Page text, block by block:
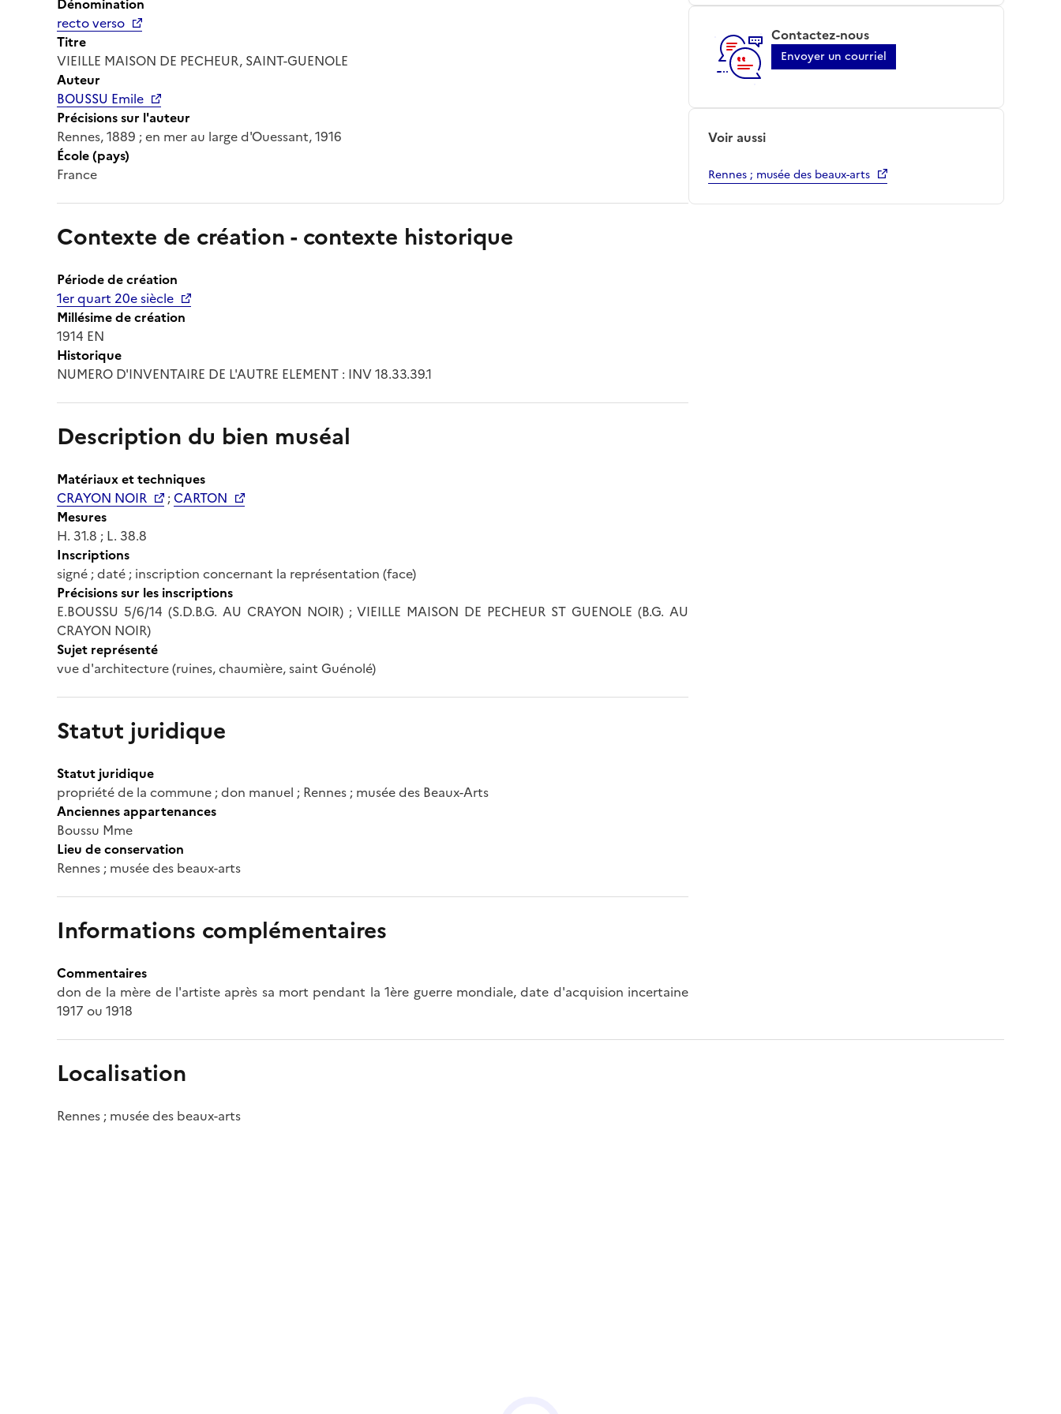
recto verso
Titre
VIEILLE MAISON DE PECHEUR, SAINT-GUENOLE
Auteur
BOUSSU Emile
Précisions sur l'auteur
Rennes, 1889 ; en mer au large d'Ouessant, 1916
École (pays)
France
Contexte de création - contexte historique
Période de création
1er quart 20e siècle
Millésime de création
1914 EN
Historique
NUMERO D'INVENTAIRE DE L'AUTRE ELEMENT : INV 18.33.39.1
Description du bien muséal
Matériaux et techniques
CRAYON NOIR
;CARTON
Mesures
H. 31.8 ; L. 38.8
Inscriptions
signé ; daté ; inscription concernant la représentation (face)
Précisions sur les inscriptions
E.BOUSSU 5/6/14 (S.D.B.G. AU CRAYON NOIR) ; VIEILLE MAISON DE PECHEUR ST GUENOLE (B.G. AU
CRAYON NOIR)
Sujet représenté
vue d'architecture (ruines, chaumière, saint Guénolé)
Statut juridique
Statut juridique
propriété de la commune ; don manuel ; Rennes ; musée des Beaux-Arts
Anciennes appartenances
Boussu Mme
Lieu de conservation
Rennes ; musée des beaux-arts
Informations complémentaires
Commentaires
don de la mère de l'artiste après sa mort pendant la 1ère guerre mondiale, date d'acquision incertaine
1917 ou 1918
Contactez-nous
Envoyer un courriel
Voir aussi
Rennes ; musée des beaux-arts
Localisation
Rennes ; musée des beaux-arts